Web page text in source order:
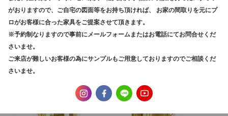
がおりますので、ご自宅の図面等をお持ち頂ければ、
お家の間取りを元にプ
ロがお客様に合った家具をご提案させて頂きます。
※予約制なりますので事前にメールフォームまたはお電話にてお問合せくだ
さいませ。
ご来店が難しいお客様の為にサンプルもご用意しておりますのでご相談くだ
さいませ。